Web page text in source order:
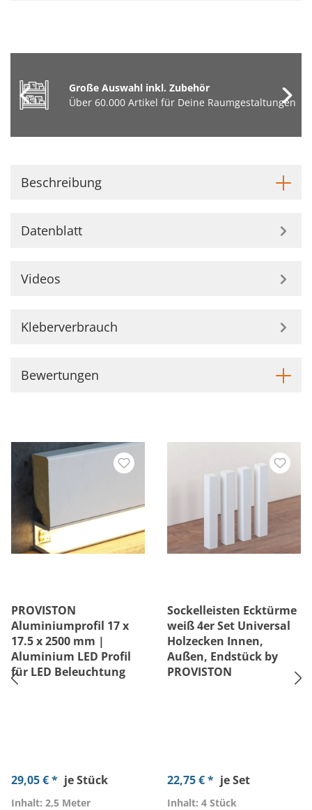
Große Auswahl inkl. Zubehör
Über 60.000 Artikel für Deine Raumgestaltungen
Beschreibung
Datenblatt
Videos
Kleberverbrauch
Bewertungen
PROVISTON
Aluminiumprofil 17 x
17.5 x 2500 mm |
Aluminium LED Profil
für LED Beleuchtung
29,05 € * je Stück
Inhalt: 2,5 Meter
Sockelleisten Ecktürme
weiß 4er Set Universal
Holzecken Innen,
Außen, Endstück by
PROVISTON
22,75 € * je Set
Inhalt: 4 Stück